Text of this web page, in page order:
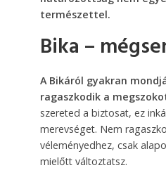
természettel.
Bika –
A Bikáról gyakran
ragaszkodik a
szereted a biztosat, ez
merevséget. Nem
véleményedhez, csak
mielőtt változtatsz.